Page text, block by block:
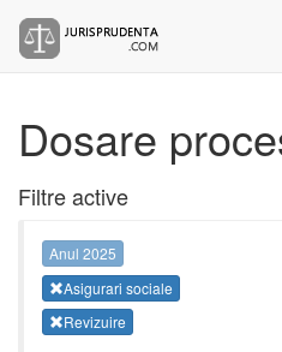
Dosare
Filtre active
Anul 2025
Asigurari sociale
Revizuire